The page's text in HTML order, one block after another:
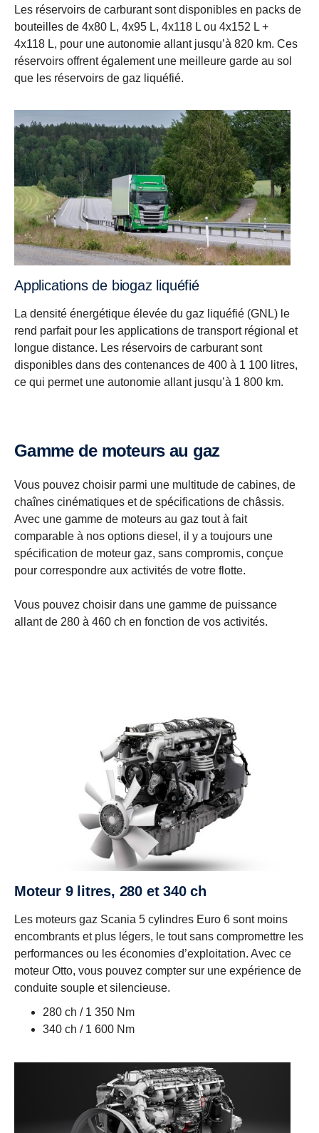
Les réservoirs de carburant sont disponibles en packs de
bouteilles de 4x80 L, 4x95 L, 4x118 L ou 4x152 L +
4x118 L, pour une autonomie allant jusqu’à 820 km. Ces
réservoirs offrent également une meilleure garde au sol
que les réservoirs de gaz liquéfié.
Applications de biogaz liquéfié
La densité énergétique élevée du gaz liquéfié (GNL) le
rend parfait pour les applications de transport régional et
longue distance. Les réservoirs de carburant sont
disponibles dans des contenances de 400 à 1 100 litres,
ce qui permet une autonomie allant jusqu’à 1 800 km.
Gamme de moteurs au gaz
Vous pouvez choisir parmi une multitude de cabines, de
chaînes cinématiques et de spécifications de châssis.
Avec une gamme de moteurs au gaz tout à fait
comparable à nos options diesel, il y a toujours une
spécification de moteur gaz, sans compromis, conçue
pour correspondre aux activités de votre flotte.
Vous pouvez choisir dans une gamme de puissance
allant de 280 à 460 ch en fonction de vos activités.
Moteur 9 litres, 280 et 340 ch
Les moteurs gaz Scania 5 cylindres Euro 6 sont moins
encombrants et plus légers, le tout sans compromettre les
performances ou les économies d’exploitation. Avec ce
moteur Otto, vous pouvez compter sur une expérience de
conduite souple et silencieuse.
280 ch / 1 350 Nm
340 ch / 1 600 Nm